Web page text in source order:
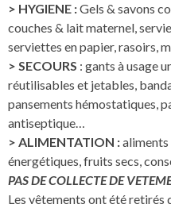
> HYGIENE :Gels & savons
couches & lait maternel,
serviettes en papier, rasoirs,
> SECOURS : gants à usage
réutilisables et jetables,
pansements hémostatiques,
antiseptique…
> ALIMENTATION :aliments
énergétiques, fruits secs,
PAS DE COLLECTE DE
Les vêtements ont été retirés